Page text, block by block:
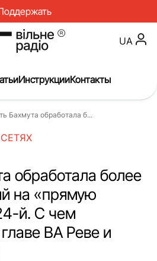
Новости
Инструкции
Интервью
Репортаж
Проекты
UA
ИнструкцииКонтакты
Бахмута обработала б...
обработала более
на «прямую
й. С чем
ВА Реве и